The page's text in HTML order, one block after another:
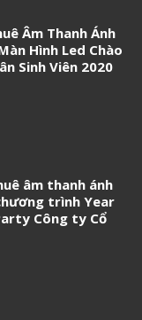
Âm Thanh Ánh
Hình Led Chào
Sinh Viên 2020
âm thanh ánh
trình Year
Công ty Cổ